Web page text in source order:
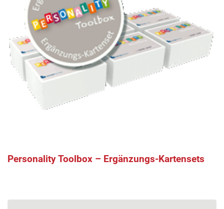
Personality Toolbox – Ergänzungs-Kartensets